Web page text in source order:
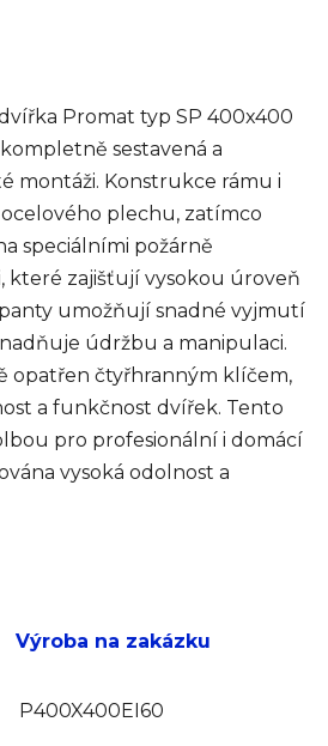
Promat typ SP 400x400
sestavená a
montáži. Konstrukce rámu i
plechu, zatímco
speciálními požárně
které zajišťují vysokou úroveň
umožňují snadné vyjmutí
údržbu a manipulaci.
opatřen čtyřhranným klíčem,
a funkčnost dvířek. Tento
pro profesionální i domácí
vysoká odolnost a
Výroba na zakázku
P400X400EI60